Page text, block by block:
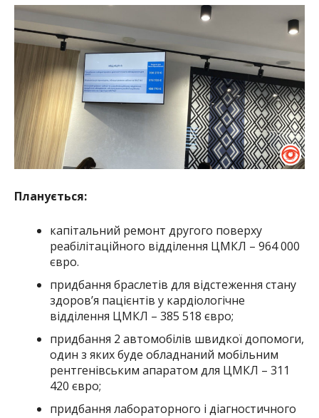
Планується:
капітальний ремонт другого поверху
реабілітаційного відділення ЦМКЛ – 964 000
євро.
придбання браслетів для відстеження стану
здоров’я пацієнтів у кардіологічне
відділення ЦМКЛ – 385 518 євро;
придбання 2 автомобілів швидкої допомоги,
один з яких буде обладнаний мобільним
рентгенівським апаратом для ЦМКЛ – 311
420 євро;
придбання лабораторного і діагностичного